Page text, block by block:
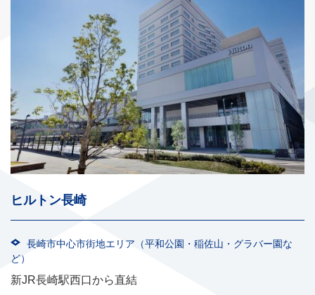
ヒルトン長崎
長崎市中心市街地エリア（平和公園・稲佐山・グラバー園な
ど）
新JR長崎駅西口から直結